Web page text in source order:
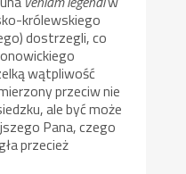
królewskiego
dostrzegli, co
wątpliwość
przeciw nie
ale być może
Pana, czego
przecież